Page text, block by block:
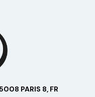
PARIS 8, FR